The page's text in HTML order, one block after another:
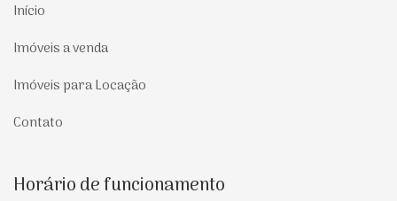
Início
Imóveis a venda
Imóveis para Locação
Contato
Horário de funcionamento